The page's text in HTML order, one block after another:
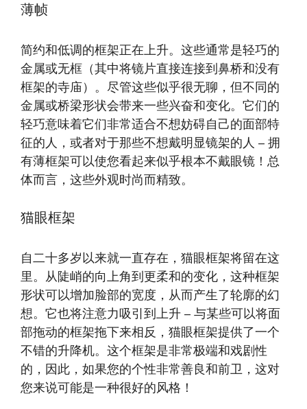
薄帧
简约和低调的框架正在上升。这些通常是轻巧的
金属或无框（其中将镜片直接连接到鼻桥和没有
框架的寺庙）。尽管这些似乎很无聊，但不同的
金属或桥梁形状会带来一些兴奋和变化。它们的
轻巧意味着它们非常适合不想妨碍自己的面部特
征的人，或者对于那些不想戴明显镜架的人 – 拥
有薄框架可以使您看起来似乎根本不戴眼镜！总
体而言，这些外观时尚而精致。
猫眼框架
自二十多岁以来就一直存在，猫眼框架将留在这
里。从陡峭的向上角到更柔和的变化，这种框架
形状可以增加脸部的宽度，从而产生了轮廓的幻
想。它也将注意力吸引到上升 – 与某些可以将面
部拖动的框架拖下来相反，猫眼框架提供了一个
不错的升降机。这个框架是非常极端和戏剧性
的，因此，如果您的个性非常善良和前卫，这对
您来说可能是一种很好的风格！